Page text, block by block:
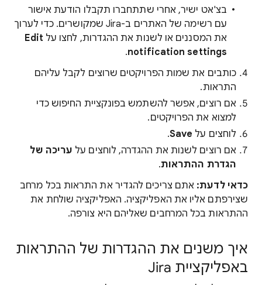
בצ'אט ישיר, אחרי שתתחברו תקבלו הודעת אישור
עם רשימה של האתרים ב-Jira שמקושרים. כדי לערוך
את המסננים או לשנות את ההגדרות, לחצו על Edit
notification settings
.
כותבים את שמות הפרויקטים שרוצים לקבל עליהם
התראות.
אם רוצים, אפשר להשתמש בפונקציית החיפוש כדי
למצוא את הפרויקטים.
לוחצים על Save
.
אם רוצים לשנות את ההגדרה, לוחצים על עריכה של
הגדרת ההתראות.
כדאי לדעת: אתם צריכים להגדיר את התראות בכל מרחב
שצירפתם אליו את האפליקציה. האפליקציה שולחת את
ההתראות בכל המרחבים שאליהם היא צורפה.
איך משנים את ההגדרות של ההתראות
באפליקציית Jira